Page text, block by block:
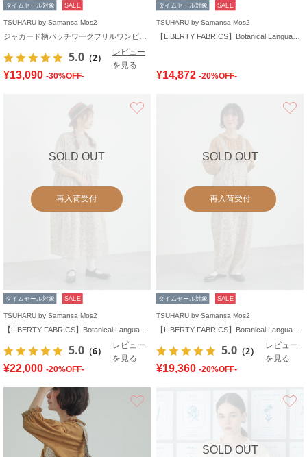
タイムセール対象 SALE
TSUHARU by Samansa Mos2
5.0 （2）
レビュー
を見る
¥13,090 -30%OFF-
タイムセール対象 SALE
TSUHARU by Samansa Mos2
¥14,872 -20%OFF-
SOLD OUT
再入荷受付
タイムセール対象 SALE
TSUHARU by Samansa Mos2
5.0 （6）
レビュー
を見る
¥22,000 -20%OFF-
SOLD OUT
再入荷受付
タイムセール対象 SALE
TSUHARU by Samansa Mos2
5.0 （2）
レビュー
を見る
¥19,360 -20%OFF-
SOLD OUT